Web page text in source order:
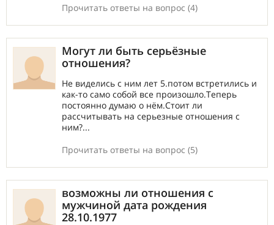
Прочитать ответы на вопрос (4)
Могут ли быть серьёзные
отношения?
Не виделись с ним лет 5.потом встретились и
как-то само собой все произошло.Теперь
постоянно думаю о нём.Стоит ли
рассчитывать на серьезные отношения с
ним?...
Прочитать ответы на вопрос (5)
возможны ли отношения с
мужчиной дата рождения
28.10.1977